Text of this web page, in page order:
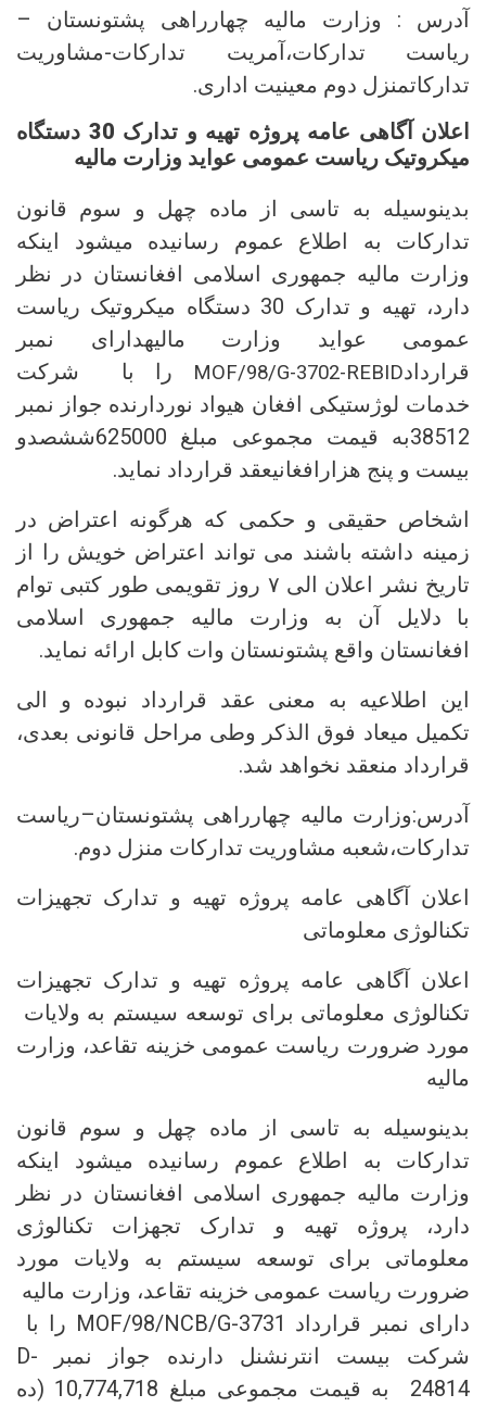
آدرس : وزارت مالیه چهارراهی پشتونستان –
ریاست تدارکات،آمریت تدارکات-مشاوریت
تدارکاتمنزل دوم معینیت اداری.
اعلان آگاهی عامه پروژه تهیه و تدارک 30 دستگاه
میکروتیک ریاست عمومی عواید وزارت مالیه
بدینوسیله به تاسی از ماده چهل و سوم قانون
تدارکات به اطلاع عموم رسانیده میشود اینکه
وزارت مالیه جمهوری اسلامی افغانستان در نظر
دارد، تهیه و تدارک 30 دستگاه میکروتیک ریاست
عمومی عواید وزارت مالیهدارای نمبر
قراردادMOF/98/G-3702-REBID
را با شرکت
خدمات لوژستیکی افغان هیواد نوردارنده جواز نمبر
38512به قیمت مجموعی مبلغ 625000ششصدو
بیست و پنج هزارافغانیعقد قرارداد نماید.
اشخاص حقیقی و حکمی که هرگونه اعتراض در
زمینه داشته باشند می تواند اعتراض خویش را از
تاریخ نشر اعلان الی ۷ روز تقویمی طور کتبی توام
با دلایل آن به وزارت مالیه جمهوری اسلامی
افغانستان واقع پشتونستان وات کابل ارائه نماید.
این اطلاعیه به معنی عقد قرارداد نبوده و الی
تکمیل میعاد فوق الذکر وطی مراحل قانونی بعدی،
قرارداد منعقد نخواهد شد.
آدرس:وزارت مالیه چهارراهی پشتونستان–ریاست
تدارکات،شعبه مشاوریت تدارکات منزل دوم.
اعلان آگاهی عامه پروژه تهیه و تدارک تجهیزات
تکنالوژی معلوماتی
اعلان آگاهی عامه پروژه تهیه و تدارک تجهیزات
تکنالوژی معلوماتی برای توسعه سیستم به ولایات
مورد ضرورت ریاست عمومی خزینه تقاعد، وزارت
مالیه
بدینوسیله به تاسی از ماده چهل و سوم قانون
تدارکات به اطلاع عموم رسانیده میشود اینکه
وزارت مالیه جمهوری اسلامی افغانستان در نظر
دارد، پروژه تهیه و تدارک تجهزات تکنالوژی
معلوماتی برای توسعه سیستم به ولایات مورد
ضرورت ریاست عمومی خزینه تقاعد، وزارت مالیه
دارای نمبر قرارداد MOF/98/NCB/G-3731 را با
شرکت بیست انترنشنل دارنده جواز نمبر D-
24814 به قیمت مجموعی مبلغ 10,774,718 (ده